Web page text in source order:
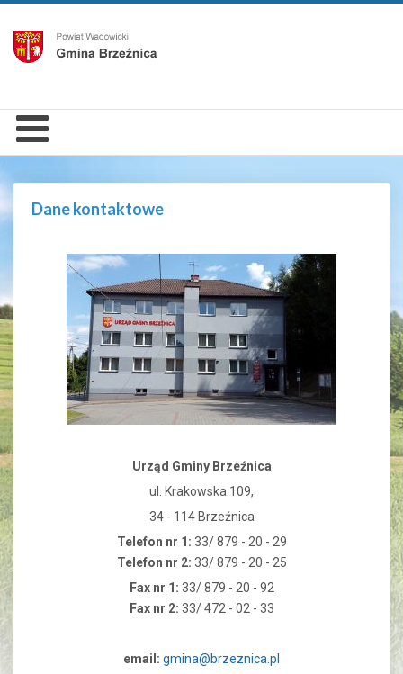
Dane kontaktowe
Urząd Gminy Brzeźnica
ul. Krakowska 109,
34 - 114 Brzeźnica
Telefon nr 1: 33/ 879 - 20 - 29
Telefon nr 2: 33/ 879 - 20 - 25
Fax nr 1: 33/ 879 - 20 - 92
Fax nr 2: 33/ 472 - 02 - 33
email: gmina@brzeznica.pl